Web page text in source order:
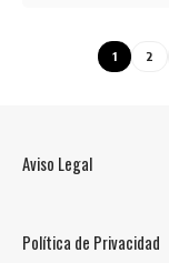
1 2
Aviso Legal
Política de Privacidad